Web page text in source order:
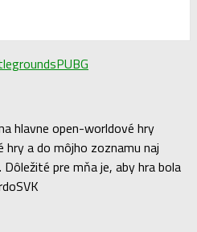
PUBG
hlavne open-worldové hry
hry a do môjho zoznamu naj
pre mňa je, aby hra bola